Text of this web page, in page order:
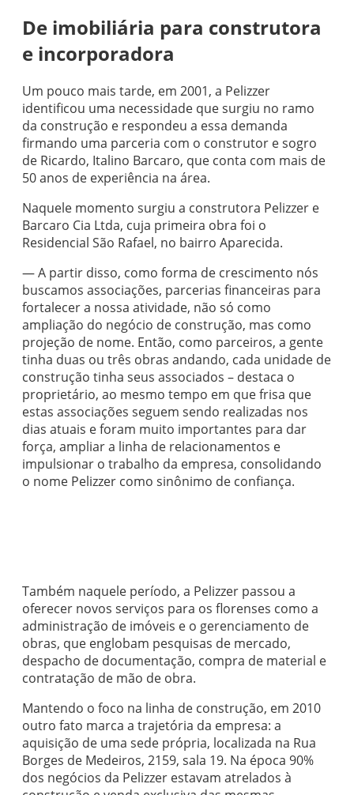
De imobiliária para construtora
e incorporadora
Um pouco mais tarde, em 2001, a Pelizzer
identificou uma necessidade que surgiu no ramo
da construção e respondeu a essa demanda
firmando uma parceria com o construtor e sogro
de Ricardo, Italino Barcaro, que conta com mais de
50 anos de experiência na área.
Naquele momento surgiu a construtora Pelizzer e
Barcaro Cia Ltda, cuja primeira obra foi o
Residencial São Rafael, no bairro Aparecida.
— A partir disso, como forma de crescimento nós
buscamos associações, parcerias financeiras para
fortalecer a nossa atividade, não só como
ampliação do negócio de construção, mas como
projeção de nome. Então, como parceiros, a gente
tinha duas ou três obras andando, cada unidade de
construção tinha seus associados – destaca o
proprietário, ao mesmo tempo em que frisa que
estas associações seguem sendo realizadas nos
dias atuais e foram muito importantes para dar
força, ampliar a linha de relacionamentos e
impulsionar o trabalho da empresa, consolidando
o nome Pelizzer como sinônimo de confiança.
Também naquele período, a Pelizzer passou a
oferecer novos serviços para os florenses como a
administração de imóveis e o gerenciamento de
obras, que englobam pesquisas de mercado,
despacho de documentação, compra de material e
contratação de mão de obra.
Mantendo o foco na linha de construção, em 2010
outro fato marca a trajetória da empresa: a
aquisição de uma sede própria, localizada na Rua
Borges de Medeiros, 2159, sala 19. Na época 90%
dos negócios da Pelizzer estavam atrelados à